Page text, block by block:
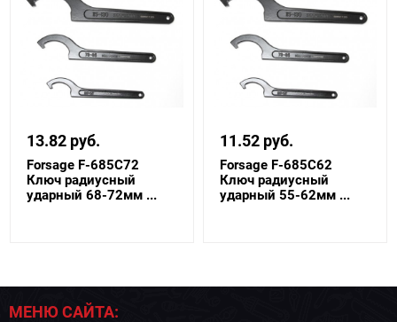
13.82 руб.
Forsage F-685C72
Ключ радиусный
ударный 68-72мм ...
11.52 руб.
Forsage F-685C62
Ключ радиусный
ударный 55-62мм ...
МЕНЮ САЙТА: